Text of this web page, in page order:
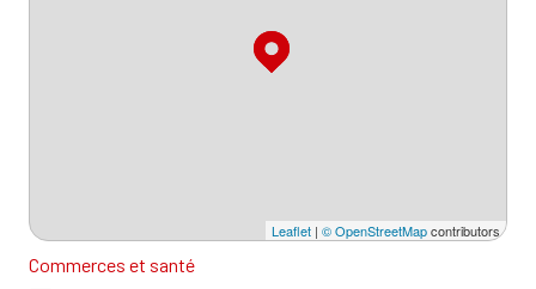
Leaflet | © OpenStreetMapcontributors
Commerces et santé